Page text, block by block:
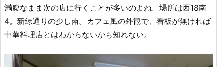
満腹なまま次の店に行くことが多いのよね。場所は西18南
4。新緑通りの少し南。カフェ風の外観で、看板が無ければ
中華料理店とはわからないかも知れない。